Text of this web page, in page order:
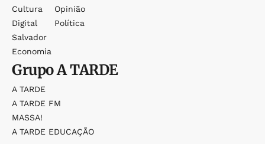
Cultura
Digital
Salvador
Economia
Opinião
Política
GrupoA TARDE
A TARDE
A TARDE FM
MASSA!
A TARDE EDUCAÇÃO